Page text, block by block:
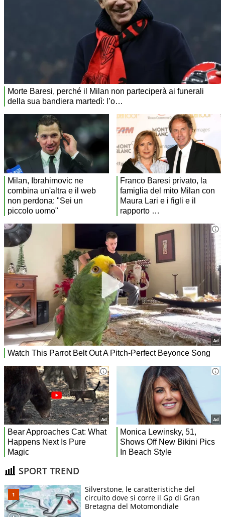
SPORT TREND
Silverstone, le caratteristiche del
circuito dove si corre il Gp di Gran
Bretagna del Motomondiale